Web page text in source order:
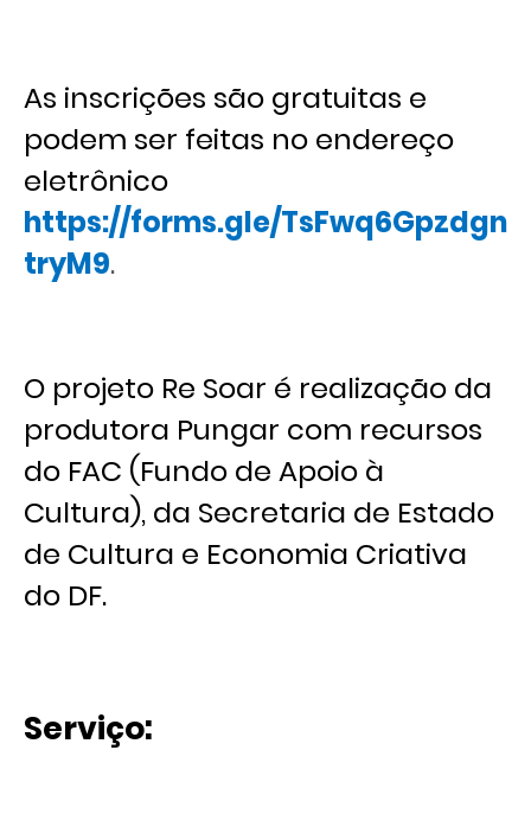
As inscrições são gratuitas e
podem ser feitas no endereço
eletrônico
https://forms.gle/TsFwq6Gpzdgn
tryM9.
O projeto Re Soar é realização da
produtora Pungar com recursos
do FAC (Fundo de Apoio à
Cultura), da Secretaria de Estado
de Cultura e Economia Criativa
do DF.
Serviço: